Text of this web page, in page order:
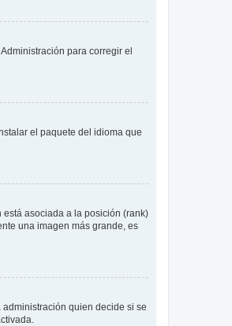
para corregir el
el paquete del idioma que
asociada a la posición (rank)
una imagen más grande, es
quien decide si se